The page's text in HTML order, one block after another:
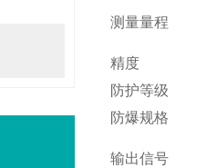
测量量程
精度
防护等级
防爆规格
输出信号